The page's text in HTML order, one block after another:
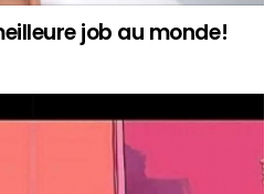
job au monde!